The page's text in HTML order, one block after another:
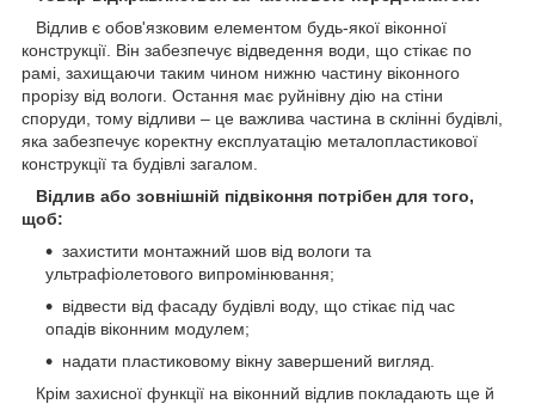
Відлив є обов'язковим елементом будь-якої віконної
конструкції. Він забезпечує відведення води, що стікає по
рамі, захищаючи таким чином нижню частину віконного
прорізу від вологи. Остання має руйнівну дію на стіни
споруди, тому відливи – це важлива частина в склінні будівлі,
яка забезпечує коректну експлуатацію металопластикової
конструкції та будівлі загалом.
Відлив або зовнішній підвіконня потрібен для того,
щоб:
захистити монтажний шов від вологи та
ультрафіолетового випромінювання;
відвести від фасаду будівлі воду, що стікає під час
опадів віконним модулем;
надати пластиковому вікну завершений вигляд.
Крім захисної функції на віконний відлив покладають ще й